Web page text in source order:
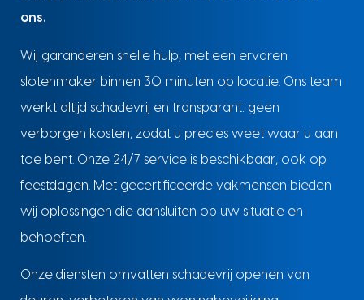
ons.
Wij garanderen snelle hulp, met een ervaren
slotenmaker binnen 30 minuten op locatie. Ons team
werkt altijd schadevrij en transparant: geen
verborgen kosten, zodat u precies weet waar u aan
toe bent. Onze 24/7 service is beschikbaar, ook op
feestdagen. Met gecertificeerde vakmensen bieden
wij oplossingen die aansluiten op uw situatie en
behoeften.
Onze diensten omvatten schadevrij openen van